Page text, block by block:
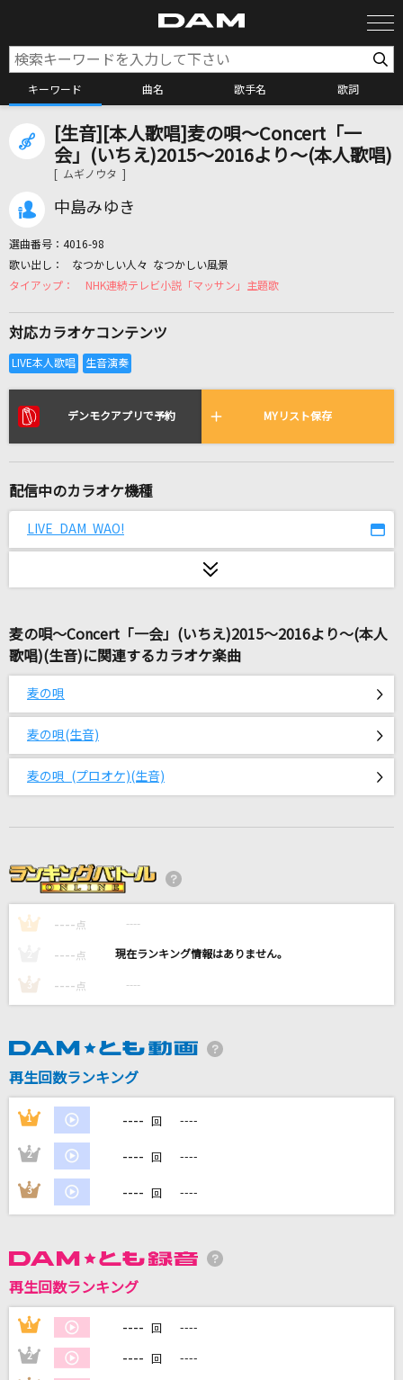
キーワード 曲名 歌手名 歌詞
カラオケ検索
カラオケリクエスト
リアルタイムで歌われている曲の一覧
[生音]ドライフラワー
ムーンライト(ビデオクリップバージョン)
機関紳士
プライド革命
さよーならまたいつか！(ビデオクリップバージ
ョン)
米津玄師
back number
ハッピーエンド
back number
最後の言葉 feat.h
クラウン新車で買ってあげる
DAMの新曲・ランキングなど
DAMに会員登録・ログインして
カラオケをもっと楽しもう！
[生音][本人歌唱]麦の唄～Concert「一
会」(いちえ)2015～2016より～(本人歌唱)
[ ムギノウタ ]
中島みゆき
選曲番号： 4016-98
なつかしい人々 なつかしい風景
NHK連続テレビ小説「マッサン」主題歌
対応カラオケコンテンツ
デンモクアプリで予約 MYリスト保存
配信中のカラオケ機種
LIVE DAM WAO!
麦の唄～Concert「一会」(いちえ)2015～2016より～(本人
歌唱)(生音)に関連するカラオケ楽曲
麦の唄
麦の唄(生音)
麦の唄 (プロオケ)(生音)
1 ---- 点 ----
---- 点 ----
3 ---- 点 ----
再生回数ランキング
1 ---- 回 ----
2 ---- 回 ----
3 ---- 回 ----
再生回数ランキング
1 ---- 回 ----
2 ---- 回 ----